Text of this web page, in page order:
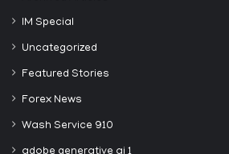
IM Special
Uncategorized
Featured Stories
Forex News
Wash Service 910